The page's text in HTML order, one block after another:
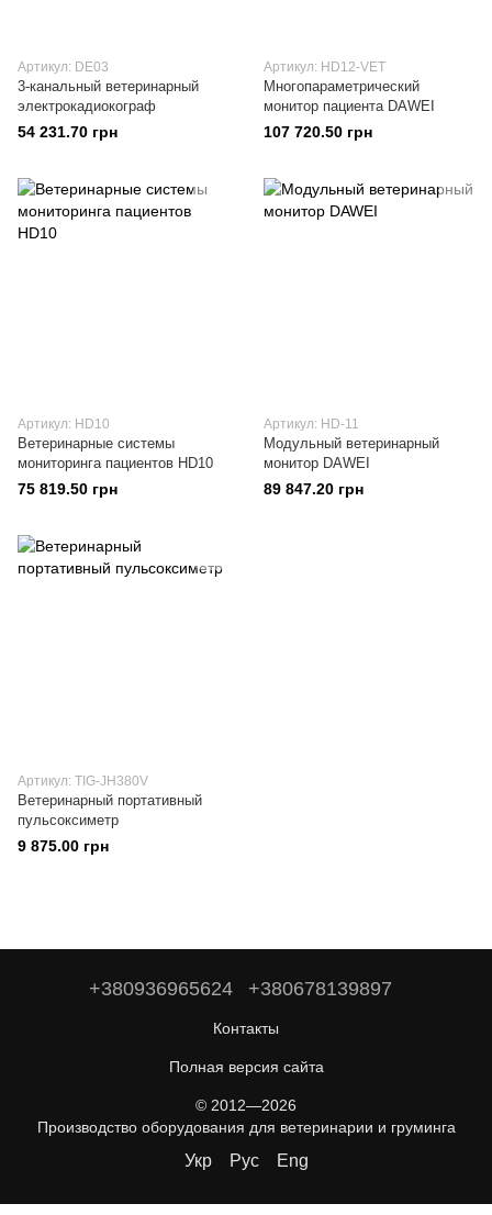
Артикул: DE03
3-канальный ветеринарный
электрокадиокограф
54 231.70 грн
Артикул: HD12-VET
Многопараметрический
монитор пациента DAWEI
107 720.50 грн
Артикул: HD10
Ветеринарные системы
мониторинга пациентов HD10
75 819.50 грн
Артикул: HD-11
Модульный ветеринарный
монитор DAWEI
89 847.20 грн
Артикул: TIG-JH380V
Ветеринарный портативный
пульсоксиметр
9 875.00 грн
+380936965624 +380678139897
Контакты
Полная версия сайта
© 2012—2026
Производство оборудования для ветеринарии и груминга
Укр Рус Eng